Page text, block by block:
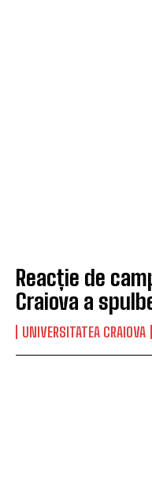
Reacție de
Craiova a
UNIVERSITATEA CRAIOVA